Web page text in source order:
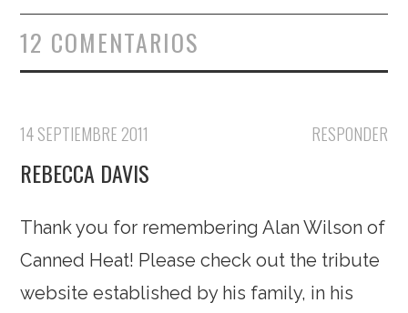
12 COMENTARIOS
RESPONDER
14 SEPTIEMBRE 2011
REBECCA DAVIS
Thank you for remembering Alan Wilson of
Canned Heat! Please check out the tribute
website established by his family, in his